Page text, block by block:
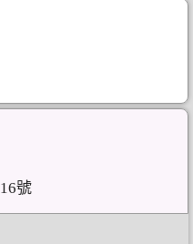
號